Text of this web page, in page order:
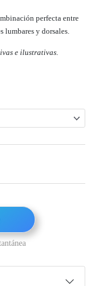
perfecta entre
lumbares y dorsales.
e ilustrativas.